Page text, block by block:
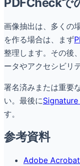
画像抽出は、多くの
を作る場合は、まず
整理します。その後
ータやアクセシビリ
署名済みまたは重要
い。最後に
す。
参考資料
Adobe